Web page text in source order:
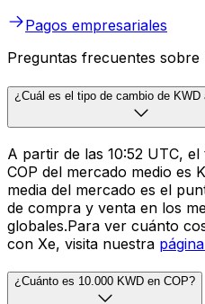
Pagos empresariales
Preguntas frecuentes sobre
¿Cuál es el tipo de cambio de KWD
A partir de las 10:52 UTC,
COP del mercado medio es
media del mercado es el
de compra y venta en los
globales.Para ver cuánto
con Xe, visita nuestra
¿Cuánto es 10.000 KWD en COP?